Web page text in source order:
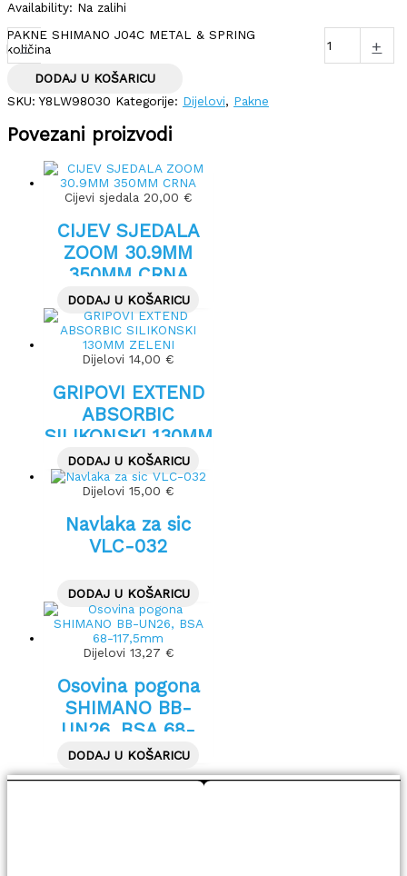
Availability: Na zalihi
-
PAKNE SHIMANO J04C METAL & SPRING
količina
+
DODAJ U KOŠARICU
SKU:Y8LW98030 Kategorije: Dijelovi, Pakne
Povezani proizvodi
Cijevi sjedala 20,00 €
CIJEV SJEDALA
ZOOM 30.9MM
350MM CRNA
DODAJ U KOŠARICU
Dijelovi 14,00 €
GRIPOVI EXTEND
ABSORBIC
SILIKONSKI 130MM
ZELENI
DODAJ U KOŠARICU
Dijelovi 15,00 €
Navlaka za sic
VLC-032
DODAJ U KOŠARICU
Dijelovi 13,27 €
Osovina pogona
SHIMANO BB-
UN26, BSA 68-
117,5mm
DODAJ U KOŠARICU